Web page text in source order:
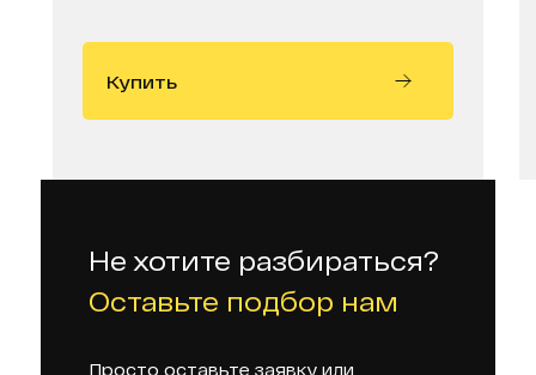
Купить
Не хотите разбираться?
Оставьте подбор нам
Просто оставьте заявку или